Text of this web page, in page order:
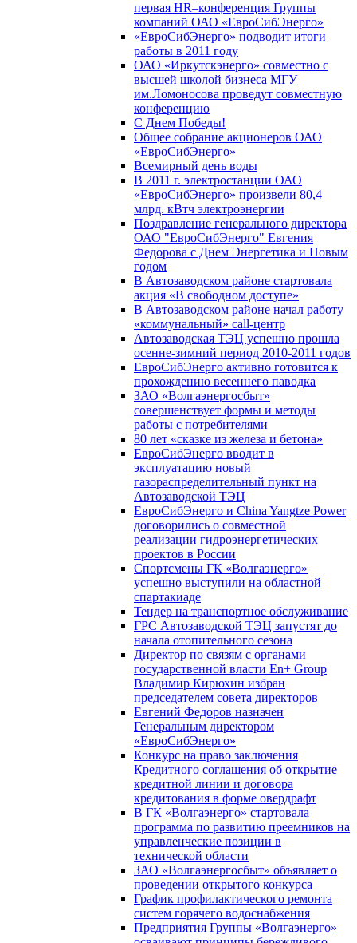
первая HR–конференция Группы
компаний ОАО «ЕвроСибЭнерго»
«ЕвроСибЭнерго» подводит итоги
работы в 2011 году
ОАО «Иркутскэнерго» совместно с
высшей школой бизнеса МГУ
им.Ломоносова проведут совместную
конференцию
С Днем Победы!
Общее собрание акционеров ОАО
«ЕвроСибЭнерго»
Всемирный день воды
В 2011 г. электростанции ОАО
«ЕвроСибЭнерго» произвели 80,4
млрд. кВтч электроэнергии
Поздравление генерального директора
ОАО "ЕвроСибЭнерго" Евгения
Федорова с Днем Энергетика и Новым
годом
В Автозаводском районе стартовала
акция «В свободном доступе»
В Автозаводском районе начал работу
«коммунальный» call-центр
Автозаводская ТЭЦ успешно прошла
осенне-зимний период 2010-2011 годов
ЕвроСибЭнерго активно готовится к
прохождению весеннего паводка
ЗАО «Волгаэнергосбыт»
совершенствует формы и методы
работы с потребителями
80 лет «сказке из железа и бетона»
ЕвроСибЭнерго вводит в
эксплуатацию новый
газораспределительный пункт на
Автозаводской ТЭЦ
ЕвроСибЭнерго и China Yangtze Power
договорились о совместной
реализации гидроэнергетических
проектов в России
Спортсмены ГК «Волгаэнерго»
успешно выступили на областной
спартакиаде
Тендер на транспортное обслуживание
ГРС Автозаводской ТЭЦ запустят до
начала отопительного сезона
Директор по связям с органами
государственной власти En+ Group
Владимир Кирюхин избран
председателем совета директоров
Евгений Федоров назначен
Генеральным директором
«ЕвроСибЭнерго»
Конкурс на право заключения
Кредитного соглашения об открытие
кредитной линии и договора
кредитования в форме овердрафт
В ГК «Волгаэнерго» стартовала
программа по развитию преемников на
управленческие позиции в
технической области
ЗАО «Волгаэнергосбыт» объявляет о
проведении открытого конкурса
График профилактического ремонта
систем горячего водоснабжения
Предприятия Группы «Волгаэнерго»